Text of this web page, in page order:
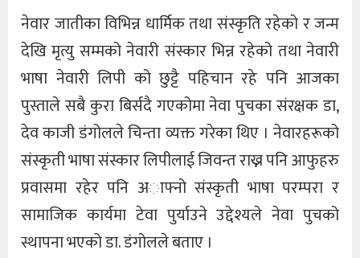
नेवार जातीका विभिन्न धार्मिक तथा संस्कृति रहेको र जन्म
देखि मृत्यु सम्मको नेवारी संस्कार भिन्न रहेको तथा नेवारी
भाषा नेवारी लिपी को छुट्टै पहिचान रहे पनि आजका
पुस्ताले सबै कुरा बिर्सदै गएकोमा नेवा पुचका संरक्षक डा,
देव काजी डंगोलले चिन्ता व्यक्त गरेका थिए । नेवारहरूको
संस्कृती भाषा संस्कार लिपीलाई जिवन्त राख्न पनि आफुहरु
प्रवासमा रहेर पनि अाफ्नो संस्कृती भाषा परम्परा र
सामाजिक कार्यमा टेवा पुर्याउने उद्देश्यले नेवा पुचको
स्थापना भएको डा. डंगोलले बताए ।